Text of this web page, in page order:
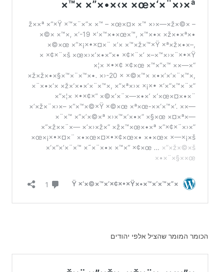
הכומר המומר שהציל אלפי יהודים